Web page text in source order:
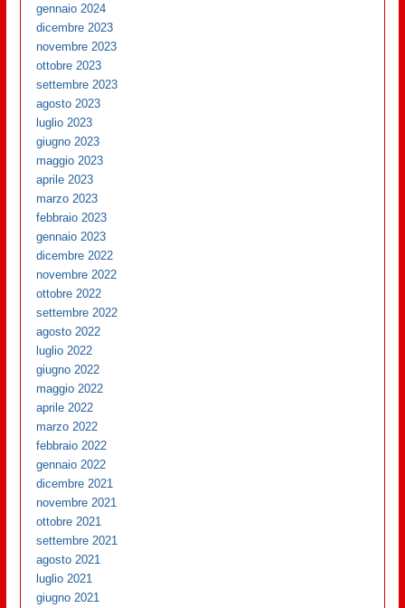
gennaio 2024
dicembre 2023
novembre 2023
ottobre 2023
settembre 2023
agosto 2023
luglio 2023
giugno 2023
maggio 2023
aprile 2023
marzo 2023
febbraio 2023
gennaio 2023
dicembre 2022
novembre 2022
ottobre 2022
settembre 2022
agosto 2022
luglio 2022
giugno 2022
maggio 2022
aprile 2022
marzo 2022
febbraio 2022
gennaio 2022
dicembre 2021
novembre 2021
ottobre 2021
settembre 2021
agosto 2021
luglio 2021
giugno 2021